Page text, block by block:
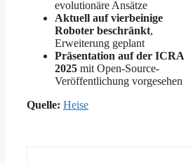
evolutionäre Ansätze
Aktuell auf vierbeinige
Roboter beschränkt,
Erweiterung geplant
Präsentation auf der ICRA
2025 mit Open-Source-
Veröffentlichung vorgesehen
Quelle: Heise